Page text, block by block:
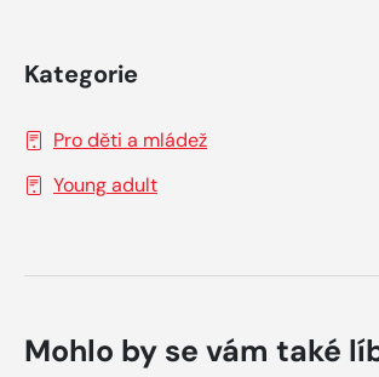
Kategorie
Pro děti a mládež
Young adult
Mohlo by se vám také